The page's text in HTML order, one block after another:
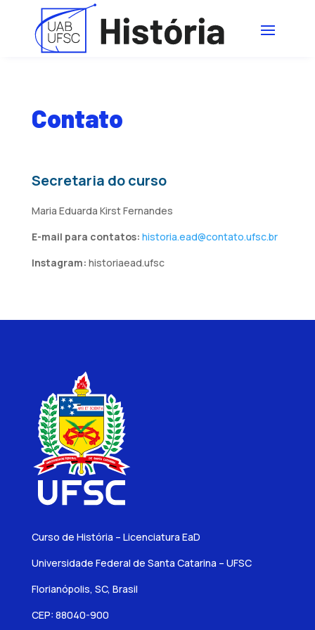
Contato
Secretaria do curso
Maria Eduarda Kirst Fernandes
E-mail para contatos: historia.ead@contato.ufsc.br
Instagram: historiaead.ufsc
Curso de História – Licenciatura EaD
Universidade Federal de Santa Catarina – UFSC
Florianópolis, SC, Brasil
CEP: 88040-900